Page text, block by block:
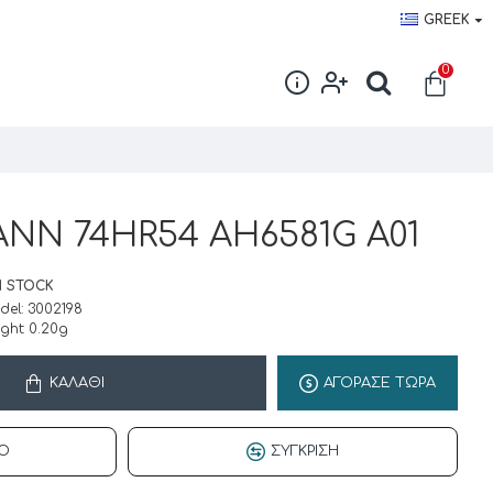
GREEK
search-
0
74HR54 AH6581G A01
STOCK
3002198
0.20g
ΚΑΛΆΘΙ ΑΓΟΡΑΣΕ ΤΩΡΑ
ΣΎΓΚΡΙΣΗ